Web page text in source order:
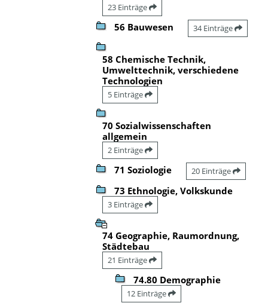
23 Einträge
56 Bauwesen 34 Einträge
58 Chemische Technik,
Umwelttechnik, verschiedene
Technologien
5 Einträge
70 Sozialwissenschaften
allgemein
2 Einträge
71 Soziologie 20 Einträge
73 Ethnologie, Volkskunde
3 Einträge
74 Geographie, Raumordnung,
Städtebau
21 Einträge
74.80 Demographie
12 Einträge